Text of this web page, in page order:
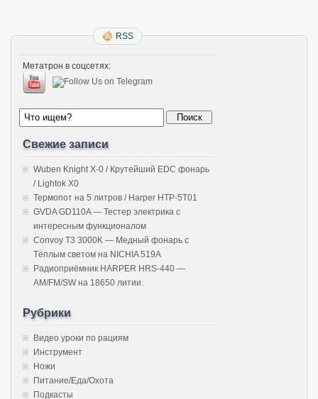
RSS
Метатрон в соцсетях:
Свежие записи
Wuben Knight X-0 / Крутейший EDC фонарь
/ Lightok X0
Термопот на 5 литров / Harper HTP-5T01
GVDA GD110A — Тестер электрика с
интересным функционалом
Convoy T3 3000K — Медный фонарь с
Тёплым светом на NICHIA 519A
Радиоприёмник HARPER HRS-440 —
AM/FM/SW на 18650 литии.
Рубрики
Видео уроки по рациям
Инструмент
Ножи
Питание/Еда/Охота
Подкасты